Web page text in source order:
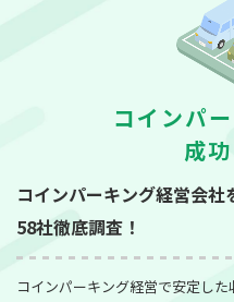
コインパ
成
コインパーキング経営会社
58社徹底調査！
コインパーキング経営で安定し